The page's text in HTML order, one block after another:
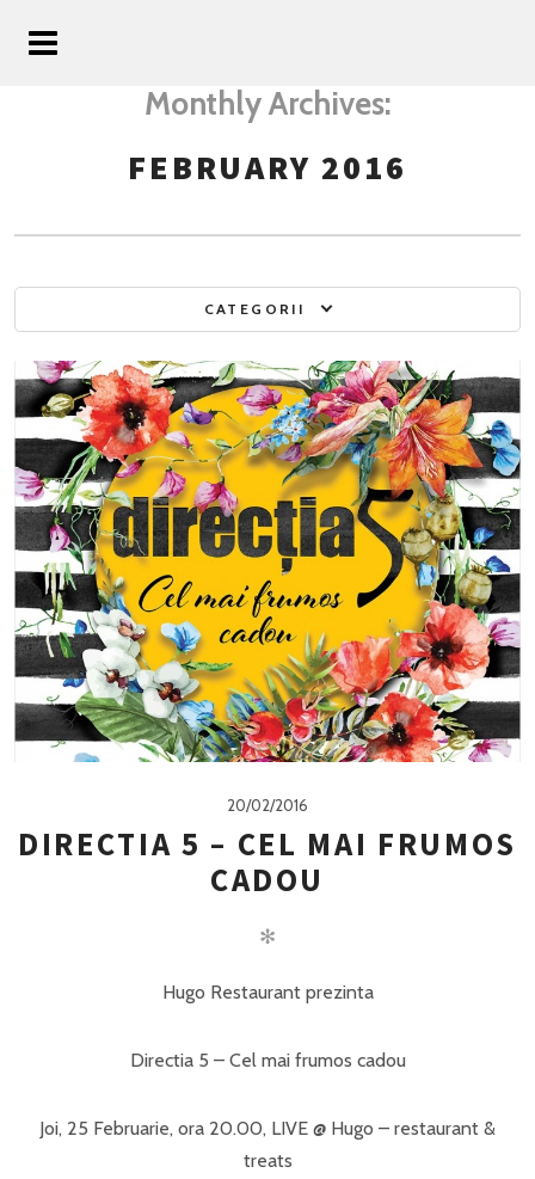
Monthly Archives:
FEBRUARY 2016
CATEGORII
20/02/2016
DIRECTIA 5 – CEL MAI FRUMOS
CADOU
✻
Hugo Restaurant prezinta
Directia 5 – Cel mai frumos cadou
Joi, 25 Februarie, ora 20.00, LIVE @ Hugo – restaurant &
treats